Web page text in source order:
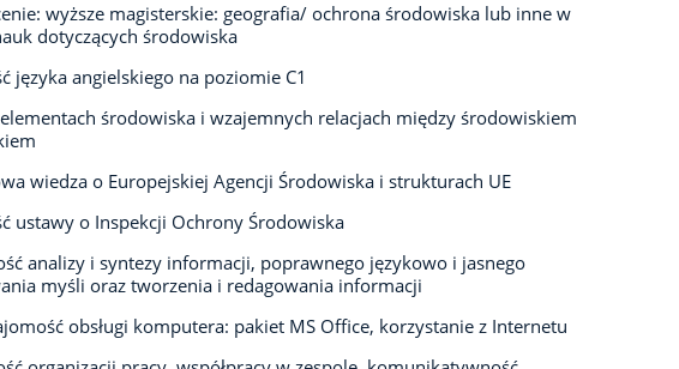
wyższe magisterskie: geografia/ ochrona środowiska lub inne w
dotyczących środowiska
języka angielskiego na poziomie C1
środowiska i wzajemnych relacjach między środowiskiem
wiedza o Europejskiej Agencji Środowiska i strukturach UE
ustawy o Inspekcji Ochrony Środowiska
analizy i syntezy informacji, poprawnego językowo i jasnego
myśli oraz tworzenia i redagowania informacji
obsługi komputera: pakiet MS Office, korzystanie z Internetu